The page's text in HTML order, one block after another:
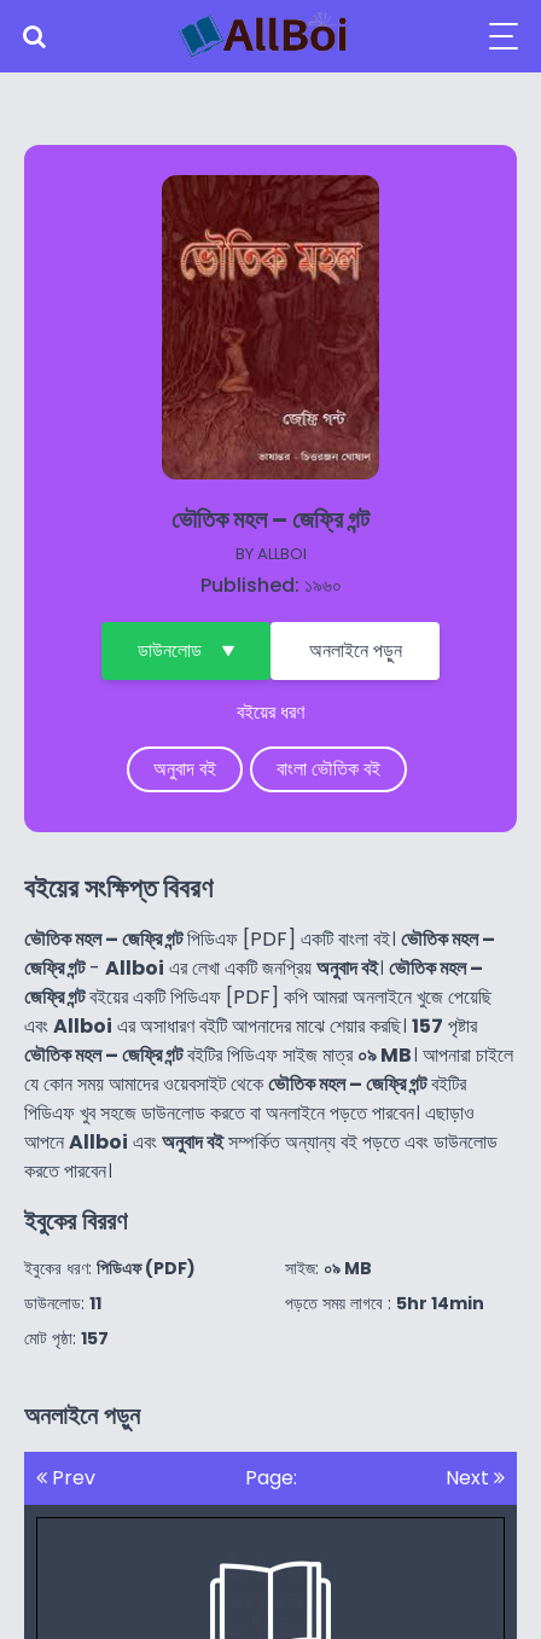
ভৌতিক মহল – জেফ্রি গন্ট
BYALLBOI
Published: ১৯৬০
ডাউনলোড অনলাইনে পড়ুন
বইয়ের ধরণ
অনুবাদ বই বাংলা ভৌতিক বই
বইয়ের সংক্ষিপ্ত বিবরণ
ভৌতিক মহল – জেফ্রি গন্টপিডিএফ [PDF] একটি বাংলা বই। ভৌতিক মহল –
জেফ্রি গন্ট- Allboi এর লেখা একটি জনপ্রিয়অনুবাদ বই। ভৌতিক মহল –
জেফ্রি গন্টবইয়ের একটি পিডিএফ [PDF] কপি আমরা অনলাইনে খুজে পেয়েছি
এবংAllboi এর অসাধারণ বইটি আপনাদের মাঝে শেয়ার করছি। 157 পৃষ্টার
ভৌতিক মহল – জেফ্রি গন্টবইটির পিডিএফ সাইজ মাত্র০৯ MB। আপনারা চাইলে
যে কোন সময় আমাদের ওয়েবসাইট থেকেভৌতিক মহল – জেফ্রি গন্টবইটির
পিডিএফ খুব সহজে ডাউনলোড করতে বা অনলাইনে পড়তে পারবেন। এছাড়াও
আপনেAllboi এবংঅনুবাদ বইসম্পর্কিত অন্যান্য বই পড়তে এবং ডাউনলোড
করতে পারবেন।
ইবুকের বিররণ
ইবুকের ধরণ: পিডিএফ (PDF)
ডাউনলোড: 11
মোট পৃষ্ঠা: 157
সাইজ: ০৯ MB
পড়তে সময় লাগবে : 5hr 14min
অনলাইনে পড়ুন
Prev Page: Next